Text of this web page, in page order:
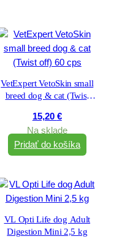
VetExpert VetoSkin small
breed dog & cat (Twist
15,20 €
Na sklade
Pridať do košíka
VL Opti Life dog Adult
Digestion Mini 2,5 kg